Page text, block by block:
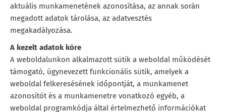
aktuális munkamenetének azonosítása, az annak során
megadott adatok tárolása, az adatvesztés
megakadályozása.
A kezelt adatok köre
A weboldalunkon alkalmazott sütik a weboldal működését
támogató, úgynevezett funkcionális sütik, amelyek a
weboldal felkeresésének időpontját, a munkamenet
azonosítót és a munkamenetre vonatkozó egyéb, a
weboldal programkódja által értelmezhető információkat